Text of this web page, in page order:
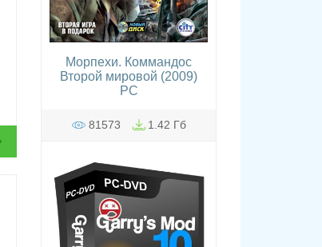
Морпехи. Коммандос
Второй мировой (2009)
PC
81573 1.42 Гб